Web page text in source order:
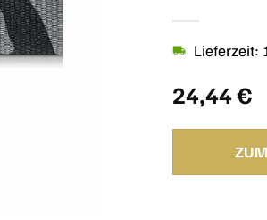
24,44€
Lieferzeit: